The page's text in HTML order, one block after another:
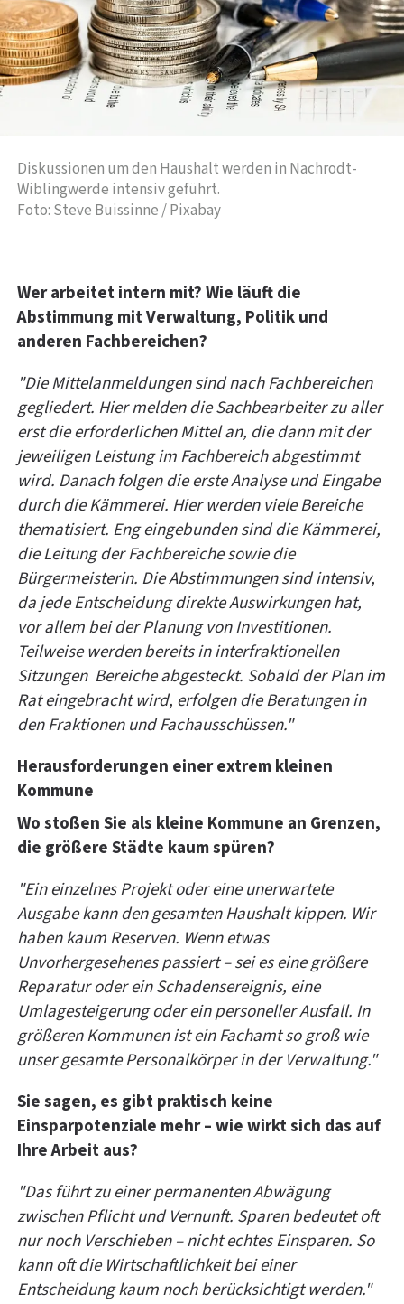
Diskussionen um den Haushalt werden in Nachrodt-
Wiblingwerde intensiv geführt.
Foto: Steve Buissinne / Pixabay
Wer arbeitet intern mit? Wie läuft die
Abstimmung mit Verwaltung, Politik und
anderen Fachbereichen?
"Die Mittelanmeldungen sind nach Fachbereichen
gegliedert. Hier melden die Sachbearbeiter zu aller
erst die erforderlichen Mittel an, die dann mit der
jeweiligen Leistung im Fachbereich abgestimmt
wird. Danach folgen die erste Analyse und Eingabe
durch die Kämmerei. Hier werden viele Bereiche
thematisiert. Eng eingebunden sind die Kämmerei,
die Leitung der Fachbereiche sowie die
Bürgermeisterin. Die Abstimmungen sind intensiv,
da jede Entscheidung direkte Auswirkungen hat,
vor allem bei der Planung von Investitionen.
Teilweise werden bereits in interfraktionellen
Sitzungen Bereiche abgesteckt. Sobald der Plan im
Rat eingebracht wird, erfolgen die Beratungen in
den Fraktionen und Fachausschüssen."
Herausforderungen einer extrem kleinen
Kommune
Wo stoßen Sie als kleine Kommune an Grenzen,
die größere Städte kaum spüren?
"Ein einzelnes Projekt oder eine unerwartete
Ausgabe kann den gesamten Haushalt kippen. Wir
haben kaum Reserven. Wenn etwas
Unvorhergesehenes passiert – sei es eine größere
Reparatur oder ein Schadensereignis, eine
Umlagesteigerung oder ein personeller Ausfall. In
größeren Kommunen ist ein Fachamt so groß wie
unser gesamte Personalkörper in der Verwaltung."
Sie sagen, es gibt praktisch keine
Einsparpotenziale mehr – wie wirkt sich das auf
Ihre Arbeit aus?
"Das führt zu einer permanenten Abwägung
zwischen Pflicht und Vernunft. Sparen bedeutet oft
nur noch Verschieben – nicht echtes Einsparen. So
kann oft die Wirtschaftlichkeit bei einer
Entscheidung kaum noch berücksichtigt werden."